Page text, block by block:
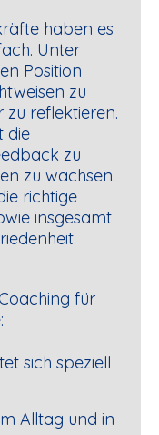
haben es
Unter
Position
zu
zu reflektieren.
die
zu
zu wachsen.
richtige
insgesamt
für
sich speziell
Alltag und in